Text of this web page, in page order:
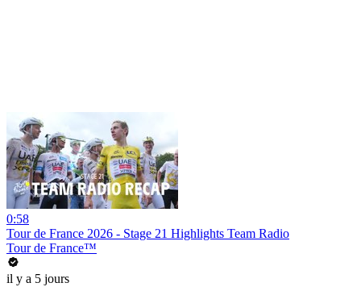
0:58
Tour de France 2026 - Stage 21 Highlights Team Radio
Tour de France™
il y a 5 jours